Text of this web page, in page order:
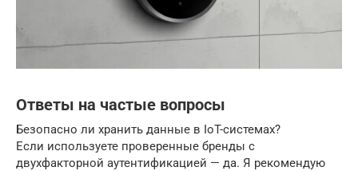
Ответы на частые вопросы
Безопасно ли хранить данные в IoT-системах?
Если используете проверенные бренды с
двухфакторной аутентификацией — да. Я рекомендую